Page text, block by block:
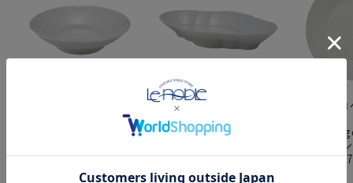
Copenhagen） ホワイ
（ディープ） 24cm
2597604／1017495
ロイヤルコペンハーゲン
（Royal
Copenhagen） ホワイ
ディッシュ 23cm
2597353／1017489
ロイヤル
ト エレメ
21cm